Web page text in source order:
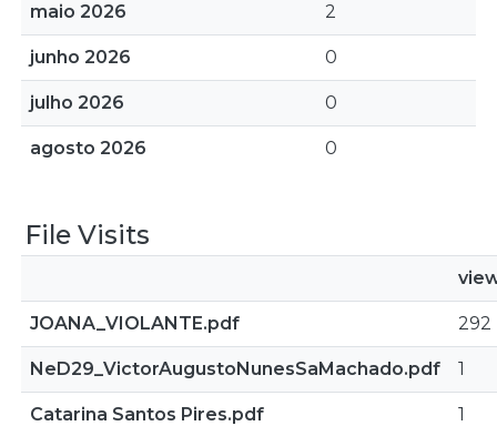
maio 2026 2
junho 2026 0
julho 2026 0
agosto 2026 0
File Visits
JOANA_VIOLANTE.pdf 292
NeD29_VictorAugustoNunesSaMachado.pdf 1
Catarina Santos Pires.pdf 1